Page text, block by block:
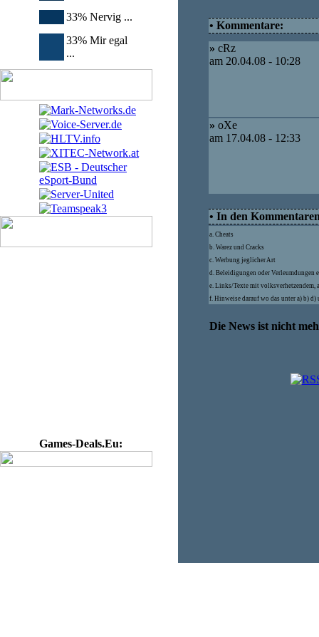
33% Nervig ...
33% Mir egal
...
Games-Deals.Eu:
• Kommentare:
» cRz
am 20.04.08 - 10:28
» oXe
am 17.04.08 - 12:33
• In den
a. Cheats
b. Warez und Cracks
c. Werbung jeglicher Art
d. Beleidigungen oder Verleumdungen
e. Links/Texte mit volksverhetzendem,
f. Hinweise darauf wo das unter a) b)
Die News ist nicht